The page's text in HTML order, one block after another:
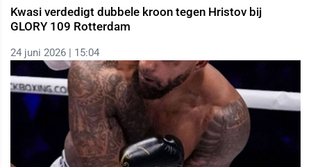
Kwasi verdedigt dubbele kroon tegen Hristov bij
GLORY 109 Rotterdam
24 juni 2026 | 15:04